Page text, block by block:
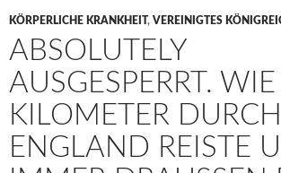
KÖRPERLICHE KRANKHEIT, VEREINIGTES
ABSOLUTELY
AUSGESPERRT.
KILOMETER DURCH
ENGLAND REISTE